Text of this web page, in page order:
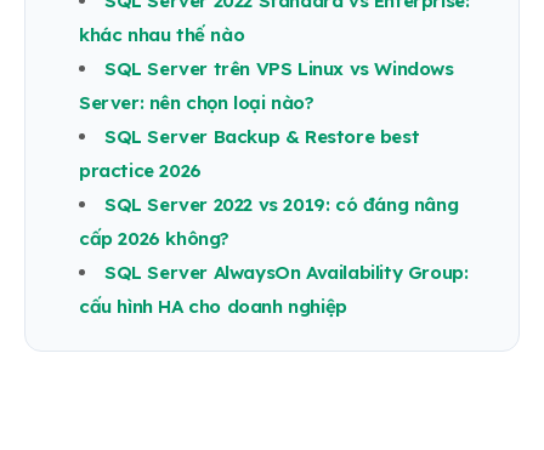
khác nhau thế nào
SQL Server trên VPS Linux vs Windows
Server: nên chọn loại nào?
SQL Server Backup & Restore best
practice 2026
SQL Server 2022 vs 2019: có đáng nâng
cấp 2026 không?
SQL Server AlwaysOn Availability Group:
cấu hình HA cho doanh nghiệp